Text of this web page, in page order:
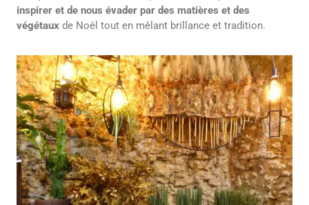
inspirer et de nous évader par des matières et des
végétaux de Noël tout en mêlant brillance et tradition.